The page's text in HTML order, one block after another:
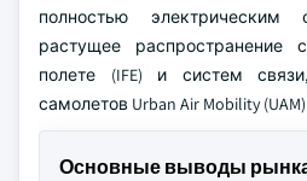
полностью электрическим
растущее распространение
полете (IFE) и систем
самолетов Urban Air Mobility (UAM)
Основные выводы